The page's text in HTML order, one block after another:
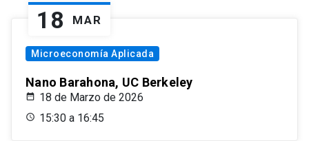
18 MAR
Microeconomía Aplicada
Nano Barahona, UC Berkeley
18 de Marzo de 2026
15:30 a 16:45